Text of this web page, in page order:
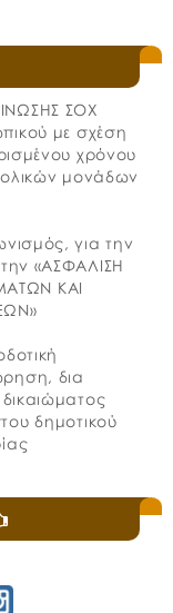
ΣΟΧ
με σχέση
χρόνου
μονάδων
για την
«ΑΣΦΑΛΙΣΗ
ΚΑΙ
δια
δημοτικού